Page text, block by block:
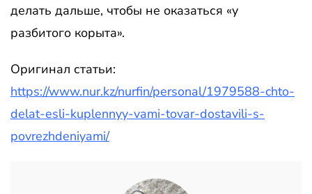
делать дальше, чтобы не оказаться «у
разбитого корыта».
Оригинал статьи:
https://www.nur.kz/nurfin/personal/1979588-chto-
delat-esli-kuplennyy-vami-tovar-dostavili-s-
povrezhdeniyami/